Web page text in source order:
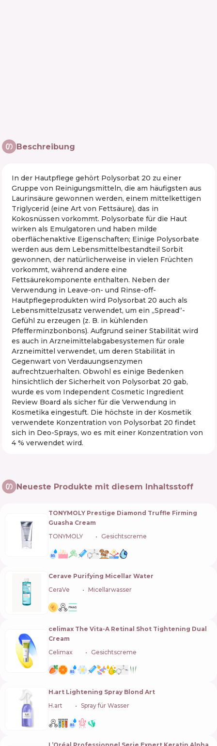
Beschreibung
In der Hautpflege gehört Polysorbat 20 zu einer
Gruppe von Reinigungsmitteln, die am häufigsten aus
Laurinsäure gewonnen werden, einem mittelkettigen
Triglycerid (eine Art von Fettsäure), das in
Kokosnüssen vorkommt. Polysorbate für die Haut
wirken als Emulgatoren und haben milde
oberflächenaktive Eigenschaften; Einige Polysorbate
werden aus dem Lebensmittelbestandteil Sorbit
gewonnen, der natürlicherweise in vielen Früchten
vorkommt, während andere eine
Fettsäurekomponente enthalten. Neben der
Verwendung in Leave-on- und Rinse-off-
Hautpflegeprodukten wird Polysorbat 20 auch als
Lebensmittelzusatz verwendet, um ein „Spread“-
Gefühl zu erzeugen (z. B. in kühlenden
Pfefferminzbonbons). Aufgrund seiner Stabilität wird
es auch in Arzneimittelabgabesystemen für orale
Arzneimittel verwendet, um deren Stabilität in
Gegenwart von Verdauungsenzymen
aufrechtzuerhalten. Obwohl es einige Bedenken
hinsichtlich der Sicherheit von Polysorbat 20 gab,
wurde es vom Independent Cosmetic Ingredient
Review Board als sicher für die Verwendung in
Kosmetika eingestuft. Die höchste in der Kosmetik
verwendete Konzentration von Polysorbat 20 findet
sich in Deo-Sprays, wo es mit einer Konzentration von
4 % verwendet wird.
Neueste Produkte mit diesem Inhaltsstoff
TONYMOLY Prestige Diamond Truffle Firming
Guasha Cream
TONYMOLY
Gesichtscreme
Cerave Purifying Micellar Water
CeraVe
Micellarwasser
celimax The Vita-A Retinal Shot Tightening Dual
Cream
Celimax
Gesichtscreme
H.art Lightening Spray Blond Art
H.art
Spray für Wasser